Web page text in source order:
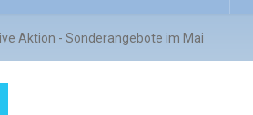
Aktion - Sonderangebote im Mai